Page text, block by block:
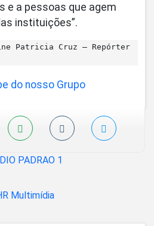
e a pessoas que agem
instituições”.
Patricia Cruz – Repórter